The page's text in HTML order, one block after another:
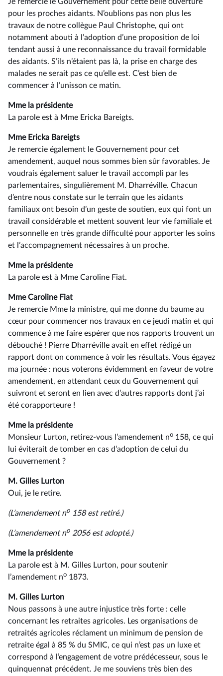
pour les proches aidants. N’oublions pas non plus les
travaux de notre collègue Paul Christophe, qui ont
notamment abouti à l’adoption d’une proposition de loi
tendant aussi à une reconnaissance du travail formidable
des aidants. S’ils n’étaient pas là, la prise en charge des
malades ne serait pas ce qu’elle est. C’est bien de
commencer à l’unisson ce matin.
Mme la présidente
La parole est à Mme Ericka Bareigts.
Mme Ericka Bareigts
Je remercie également le Gouvernement pour cet
amendement, auquel nous sommes bien sûr favorables. Je
voudrais également saluer le travail accompli par les
parlementaires, singulièrement M. Dharréville. Chacun
d’entre nous constate sur le terrain que les aidants
familiaux ont besoin d’un geste de soutien, eux qui font un
travail considérable et mettent souvent leur vie familiale et
personnelle en très grande difficulté pour apporter les soins
et l’accompagnement nécessaires à un proche.
Mme la présidente
La parole est à Mme Caroline Fiat.
Mme Caroline Fiat
Je remercie Mme la ministre, qui me donne du baume au
cœur pour commencer nos travaux en ce jeudi matin et qui
commence à me faire espérer que nos rapports trouvent un
débouché ! Pierre Dharréville avait en effet rédigé un
rapport dont on commence à voir les résultats. Vous égayez
ma journée : nous voterons évidemment en faveur de votre
amendement, en attendant ceux du Gouvernement qui
suivront et seront en lien avec d’autres rapports dont j’ai
été corapporteure !
Mme la présidente
Monsieur Lurton, retirez-vous l’amendement no 158, ce qui
lui éviterait de tomber en cas d’adoption de celui du
Gouvernement ?
M. Gilles Lurton
Oui, je le retire.
(L’amendement no 158 est retiré.)
(L’amendement no 2056 est adopté.)
Mme la présidente
La parole est à M. Gilles Lurton, pour soutenir
l’amendement no 1873.
M. Gilles Lurton
Nous passons à une autre injustice très forte : celle
concernant les retraites agricoles. Les organisations de
retraités agricoles réclament un minimum de pension de
retraite égal à 85 % du SMIC, ce qui n’est pas un luxe et
correspond à l’engagement de votre prédécesseur, sous le
quinquennat précédent. Je me souviens très bien des